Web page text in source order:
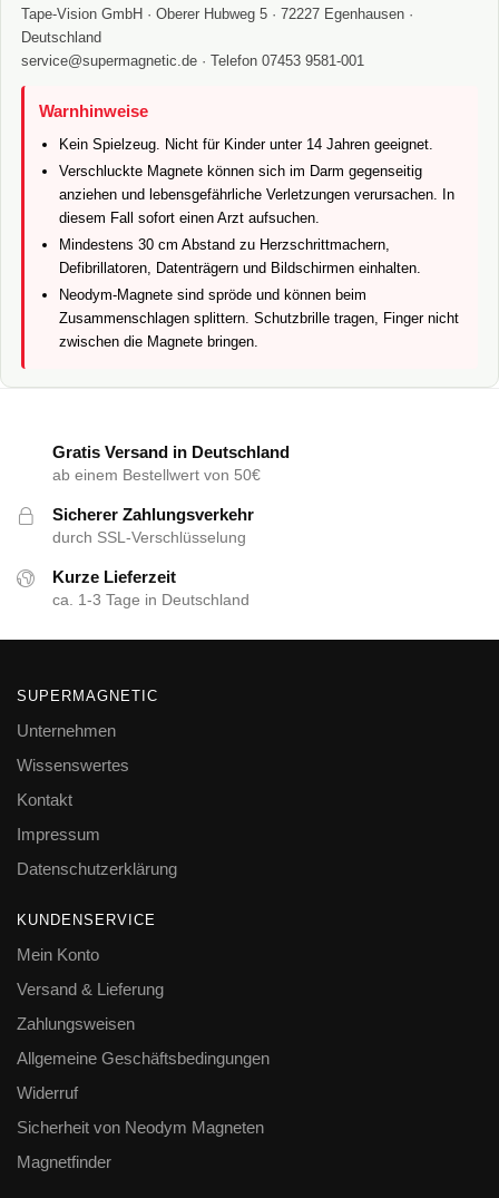
Tape-Vision GmbH · Oberer Hubweg 5 · 72227 Egenhausen ·
Deutschland
service@supermagnetic.de · Telefon 07453 9581-001
Warnhinweise
Kein Spielzeug. Nicht für Kinder unter 14 Jahren geeignet.
Verschluckte Magnete können sich im Darm gegenseitig
anziehen und lebensgefährliche Verletzungen verursachen. In
diesem Fall sofort einen Arzt aufsuchen.
Mindestens 30 cm Abstand zu Herzschrittmachern,
Defibrillatoren, Datenträgern und Bildschirmen einhalten.
Neodym-Magnete sind spröde und können beim
Zusammenschlagen splittern. Schutzbrille tragen, Finger nicht
zwischen die Magnete bringen.
Gratis Versand in Deutschland
ab einem Bestellwert von 50€
Sicherer Zahlungsverkehr
durch SSL-Verschlüsselung
Kurze Lieferzeit
ca. 1-3 Tage in Deutschland
SUPERMAGNETIC
Unternehmen
Wissenswertes
Kontakt
Impressum
Datenschutzerklärung
KUNDENSERVICE
Mein Konto
Versand & Lieferung
Zahlungsweisen
Allgemeine Geschäftsbedingungen
Widerruf
Sicherheit von Neodym Magneten
Magnetfinder